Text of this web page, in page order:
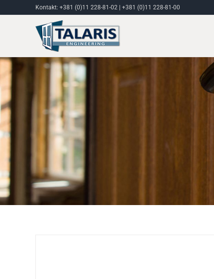
Kontakt: +381 (0)11 228-81-02 +381 (0)11 228-81-00